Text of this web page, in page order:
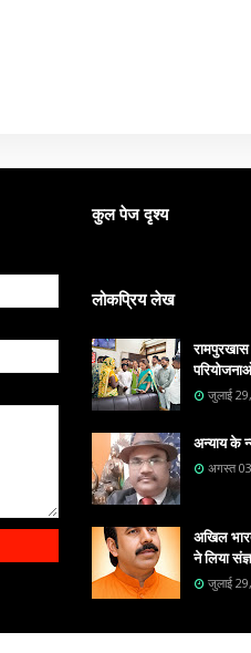
कुल पेज दृश्य
लोकप्रिय लेख
रामपुरखास
जुलाई
अन्याय के
अगस्त
अखिल
ने लिया
जुलाई